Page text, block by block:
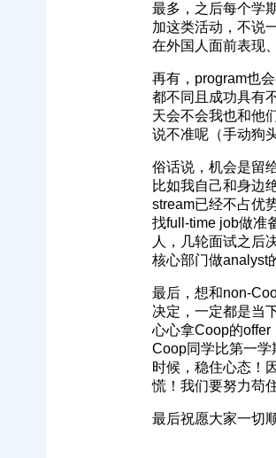
最多，之后每个学
加这类活动，不说
在外国人面前表现
再有，program也
都不同且成功具有
天会不会我也和他
说不准呢（手动狗
俗话说，机会是留
比如我自己和身边
stream已经不占优
找full-time job做准
人，几轮面试之后
核心部门做analyst
最后，想和non-
决定，一定都是当
心心拿Coop的
Coop同学比第一学
时候，稳住心态！
慌！我们要努力苟
最后祝愿大家一切